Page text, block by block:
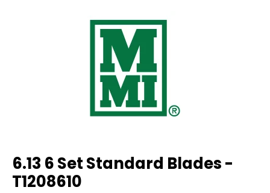
6.13 6 Set Standard Blades -
T1208610